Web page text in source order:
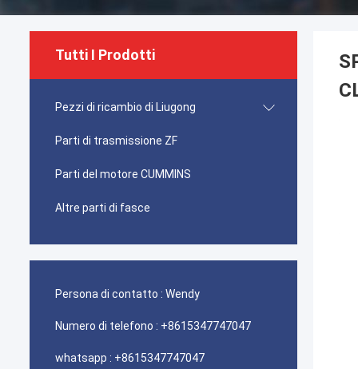
Tutti I Prodotti
Pezzi di ricambio di Liugong
Parti di trasmissione ZF
Parti del motore CUMMINS
Altre parti di fasce
Persona di contatto : Wendy
Numero di telefono : +8615347747047
whatsapp : +8615347747047